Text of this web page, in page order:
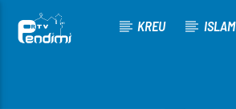
KREU ISLAM